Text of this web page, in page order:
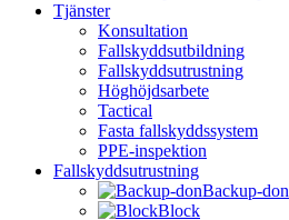
Tjänster
Konsultation
Fallskyddsutbildning
Fallskyddsutrustning
Höghöjdsarbete
Tactical
Fasta fallskyddssystem
PPE-inspektion
Fallskyddsutrustning
Backup-don
Block